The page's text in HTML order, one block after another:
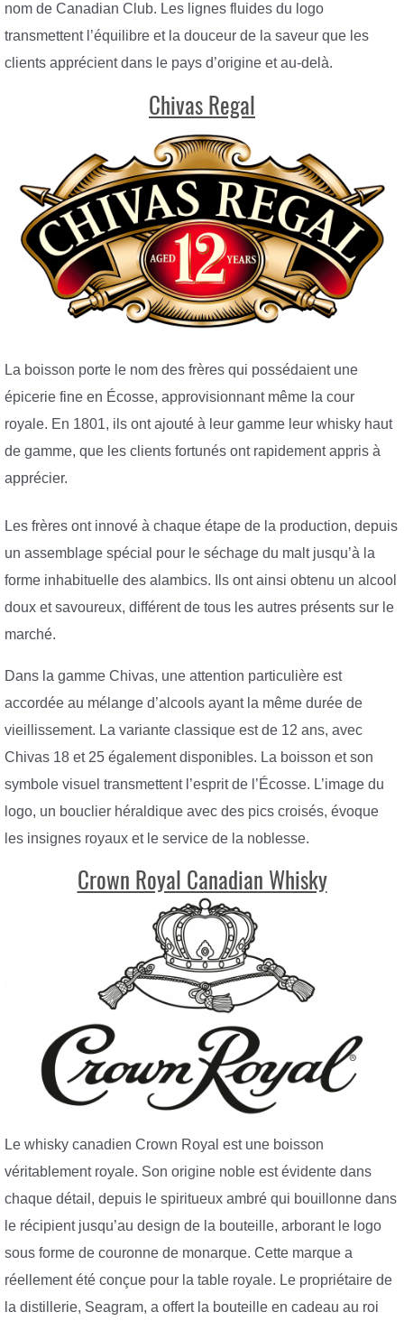
nom de Canadian Club. Les lignes fluides du logo
transmettent l’équilibre et la douceur de la saveur que les
clients apprécient dans le pays d’origine et au-delà.
Chivas Regal
La boisson porte le nom des frères qui possédaient une
épicerie fine en Écosse, approvisionnant même la cour
royale. En 1801, ils ont ajouté à leur gamme leur whisky haut
de gamme, que les clients fortunés ont rapidement appris à
apprécier.
Les frères ont innové à chaque étape de la production, depuis
un assemblage spécial pour le séchage du malt jusqu’à la
forme inhabituelle des alambics. Ils ont ainsi obtenu un alcool
doux et savoureux, différent de tous les autres présents sur le
marché.
Dans la gamme Chivas, une attention particulière est
accordée au mélange d’alcools ayant la même durée de
vieillissement. La variante classique est de 12 ans, avec
Chivas 18 et 25 également disponibles. La boisson et son
symbole visuel transmettent l’esprit de l’Écosse. L’image du
logo, un bouclier héraldique avec des pics croisés, évoque
les insignes royaux et le service de la noblesse.
Crown Royal Canadian Whisky
Le whisky canadien Crown Royal est une boisson
véritablement royale. Son origine noble est évidente dans
chaque détail, depuis le spiritueux ambré qui bouillonne dans
le récipient jusqu’au design de la bouteille, arborant le logo
sous forme de couronne de monarque. Cette marque a
réellement été conçue pour la table royale. Le propriétaire de
la distillerie, Seagram, a offert la bouteille en cadeau au roi